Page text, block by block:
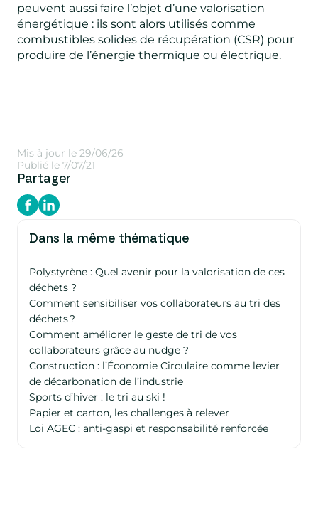
peuvent aussi faire l’objet d’une valorisation
énergétique : ils sont alors utilisés comme
combustibles solides de récupération (CSR) pour
produire de l’énergie thermique ou électrique.
Mis à jour le 29/06/26
Publié le 7/07/21
Partager
Dans la même thématique
Polystyrène : Quel avenir pour la valorisation de ces
déchets ?
Comment sensibiliser vos collaborateurs au tri des
déchets ?
Comment améliorer le geste de tri de vos
collaborateurs grâce au nudge ?
Construction : l’Économie Circulaire comme levier
de décarbonation de l’industrie
Sports d’hiver : le tri au ski !
Papier et carton, les challenges à relever
Loi AGEC : anti-gaspi et responsabilité renforcée